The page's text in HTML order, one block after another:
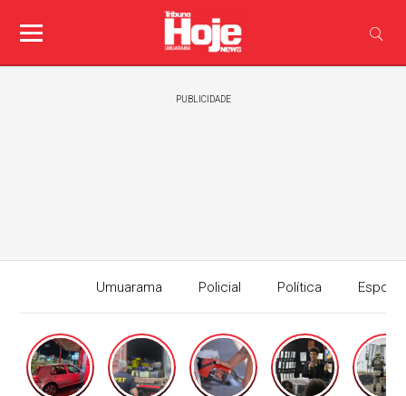
PUBLICIDADE
Umuarama Policial Política
Edição